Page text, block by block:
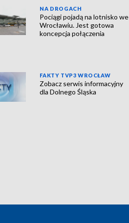
NA DROGACH
Pociągi pojadą na lotnisko we
Wrocławiu. Jest gotowa
koncepcja połączenia
FAKTY TVP3 WROCŁAW
Zobacz serwis informacyjny
dla Dolnego Śląska